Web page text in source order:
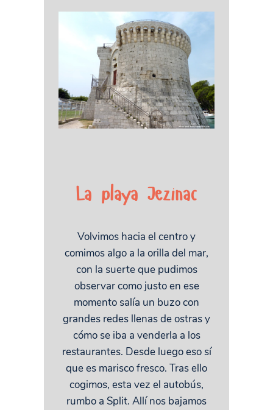
La playa Jezinac
Volvimos hacia el centro y
comimos algo a la orilla del mar,
con la suerte que pudimos
observar como justo en ese
momento salía un buzo con
grandes redes llenas de ostras y
cómo se iba a venderla a los
restaurantes. Desde luego eso sí
que es marisco fresco. Tras ello
cogimos, esta vez el autobús,
rumbo a Split. Allí nos bajamos